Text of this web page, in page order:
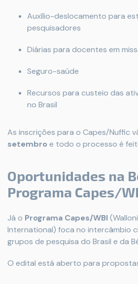
Auxílio-deslocamento para
pesquisadores
Diárias para docentes em
Seguro-saúde
Recursos para custeio das
no Brasil
As inscrições para o Capes/Nuffic
setembro e todo o processo é
Oportunidades na
Programa Capes/
Já o Programa Capes/WBI
International) foca no intercâmbio
grupos de pesquisa do Brasil e da
O edital está aberto para